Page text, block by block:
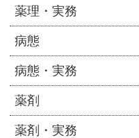
薬理・実務
病態
病態・実務
薬剤
薬剤・実務